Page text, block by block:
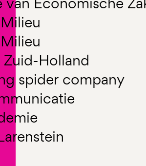
Holland
spider company